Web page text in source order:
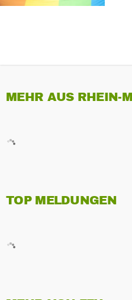
MEHR AUS RHEIN-
TOP MELDUNGEN